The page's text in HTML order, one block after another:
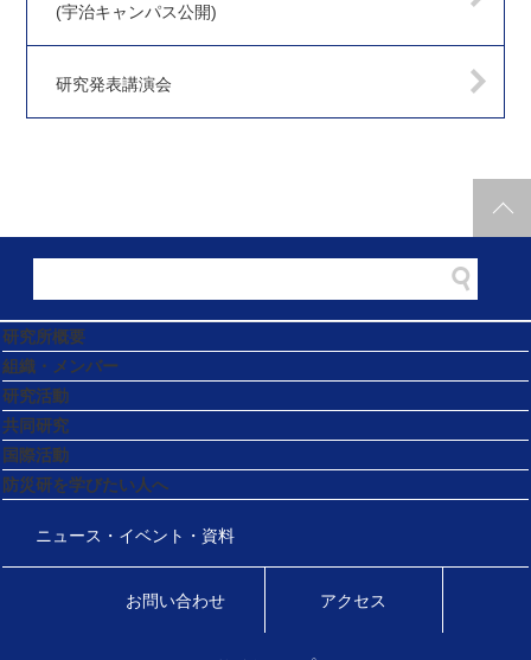
(宇治キャンパス公開)
研究発表講演会
研究所概要
組織・メンバー
研究活動
共同研究
国際活動
防災研を学びたい人へ
ニュース・イベント・資料
お問い合わせ アクセス